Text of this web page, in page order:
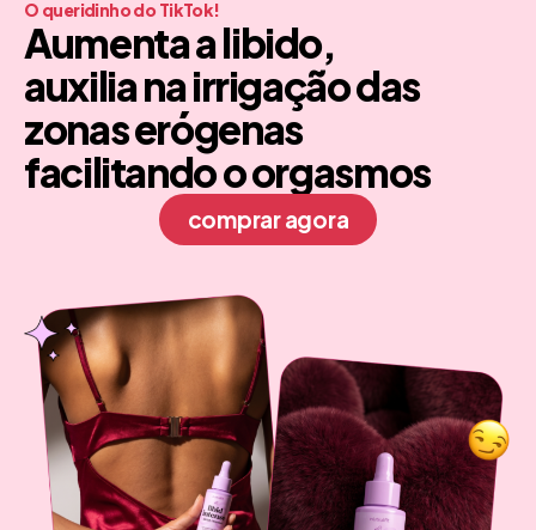
O queridinho do TikTok!
Aumenta a libido,
auxilia na irrigação das
zonas erógenas
facilitando o orgasmos
comprar agora